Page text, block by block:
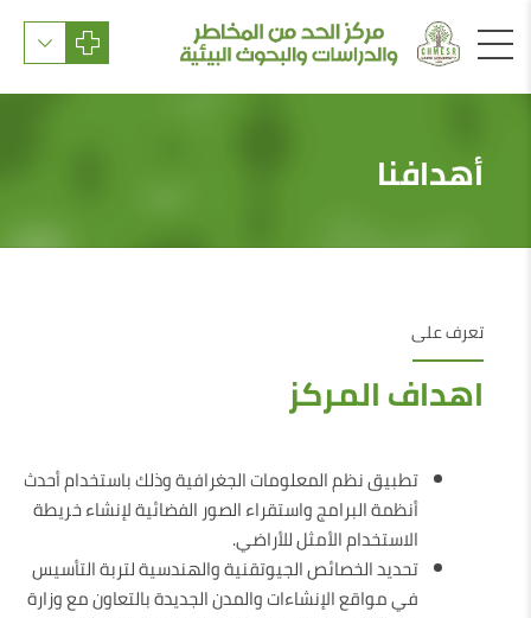
أهدافنا
تعرف على
اهداف المركز
تطبيق نظم المعلومات الجغرافية وذلك باستخدام أحدث
أنظمة البرامج واستقراء الصور الفضائية لإنشاء خريطة
الاستخدام الأمثل للأراضي.
تحديد الخصائص الجيوتقنية والهندسية لتربة التأسيس
في مواقع الإنشاءات والمدن الجديدة بالتعاون مع وزارة